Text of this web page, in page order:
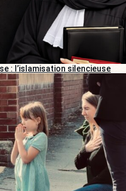
: l’islamisation silencieuse